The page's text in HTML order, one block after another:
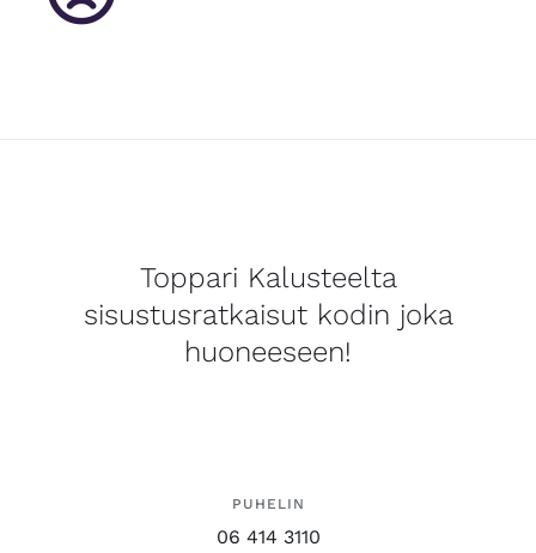
Toppari Kalusteelta
sisustusratkaisut kodin joka
huoneeseen!
PUHELIN
06 414 3110